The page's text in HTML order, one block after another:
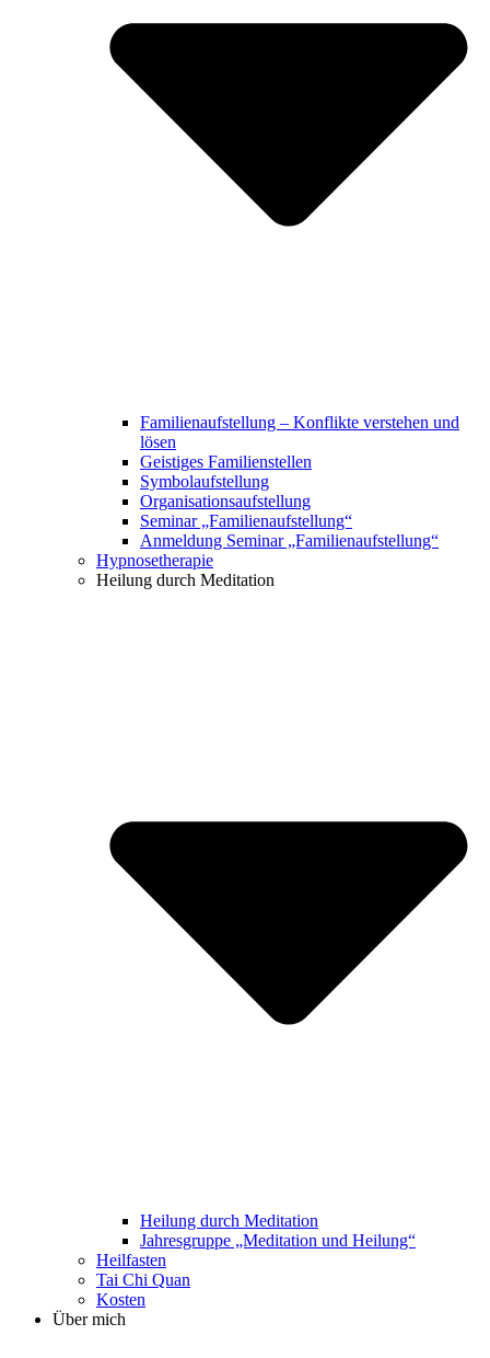
Familienaufstellung – Konflikte verstehen und
lösen
Geistiges Familienstellen
Symbolaufstellung
Organisationsaufstellung
Seminar „Familienaufstellung“
Anmeldung Seminar „Familienaufstellung“
Hypnosetherapie
Heilung durch Meditation
Heilung durch Meditation
Jahresgruppe „Meditation und Heilung“
Heilfasten
Tai Chi Quan
Kosten
Über mich